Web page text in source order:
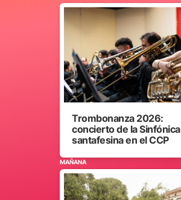
Trombonanza 2026:
concierto de la Sinfónica
santafesina en el CCP
MAÑANA